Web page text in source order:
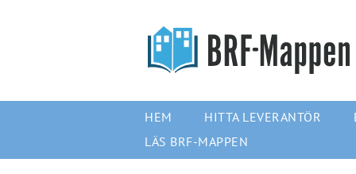
HEM HITTA LEVERANTÖR
LÄS BRF-MAPPEN